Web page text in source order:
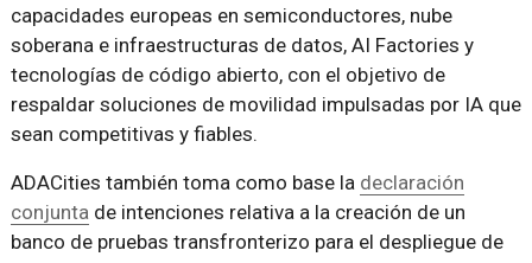
capacidades europeas en semiconductores, nube
soberana e infraestructuras de datos, AI Factories y
tecnologías de código abierto, con el objetivo de
respaldar soluciones de movilidad impulsadas por IA que
sean competitivas y fiables.
ADACities también toma como base la declaración
conjuntade intenciones relativa a la creación de un
banco de pruebas transfronterizo para el despliegue de